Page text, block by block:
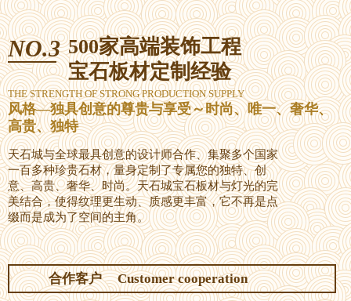
NO.3 500家高端装饰工程
宝石板材定制经验
THE STRENGTH OF STRONG PRODUCTION SUPPLY
风格—独具创意的尊贵与享受～时尚、唯一、奢华、
高贵、独特
天石城与全球最具创意的设计师合作、集聚多个国家
一百多种珍贵石材，量身定制了专属您的独特、创
意、高贵、奢华、时尚。天石城宝石板材与灯光的完
美结合，使得纹理更生动、质感更丰富，它不再是点
缀而是成为了空间的主角。
合作客户 Customer cooperation